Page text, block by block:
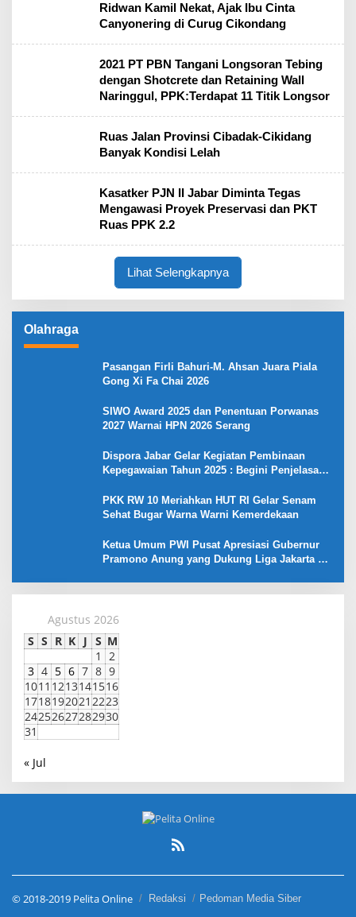
Ridwan Kamil Nekat, Ajak Ibu Cinta
Canyonering di Curug Cikondang
2021 PT PBN Tangani Longsoran Tebing
dengan Shotcrete dan Retaining Wall
Naringgul, PPK:Terdapat 11 Titik Longsor
Ruas Jalan Provinsi Cibadak-Cikidang
Banyak Kondisi Lelah
Kasatker PJN II Jabar Diminta Tegas
Mengawasi Proyek Preservasi dan PKT
Ruas PPK 2.2
Lihat Selengkapnya
Olahraga
Pasangan Firli Bahuri-M. Ahsan Juara Piala
Gong Xi Fa Chai 2026
SIWO Award 2025 dan Penentuan Porwanas
2027 Warnai HPN 2026 Serang
Dispora Jabar Gelar Kegiatan Pembinaan
Kepegawaian Tahun 2025 : Begini Penjelasan
PKK RW 10 Meriahkan HUT RI Gelar Senam
Sehat Bugar Warna Warni Kemerdekaan
Ketua Umum PWI Pusat Apresiasi Gubernur
Pramono Anung yang Dukung Liga Jakarta U-
Agustus 2026
S S R K J S M
1
2
3 4 5 6 7 8 9
1011 1213141516
1718192021 2223
24252627282930
31
« Jul
© 2018-2019 Pelita Online Redaksi Pedoman Media Siber